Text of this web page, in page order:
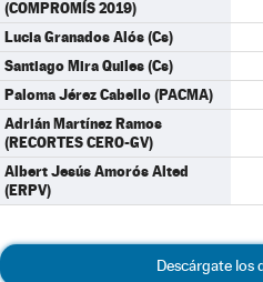
(COMPROMÍS 2019)
Lucia Granados Alós (Cs)
Santiago Mira Quiles (Cs)
Paloma Jérez Cabello (PACMA)
Adrián Martínez Ramos
(RECORTES CERO-GV)
Albert Jesús Amorós Alted
(ERPV)
Descárgate los